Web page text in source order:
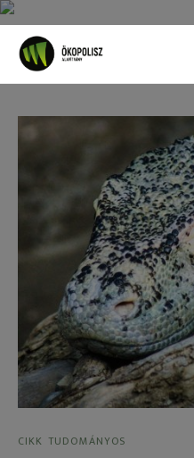
Cikkek
SDG célok
Videó
Ellensúly
Kapcsolat
CIKK TUDOMÁNYOS